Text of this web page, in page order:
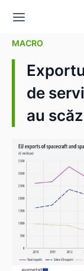
MACRO
de
au